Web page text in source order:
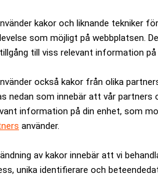
kakor och liknande tekniker
som möjligt på webbplatsen.
till viss relevant information
också kakor från olika
nedan som innebär att vår partners
information på din enhet, som
använder.
av kakor innebär att vi
unika identifierare och